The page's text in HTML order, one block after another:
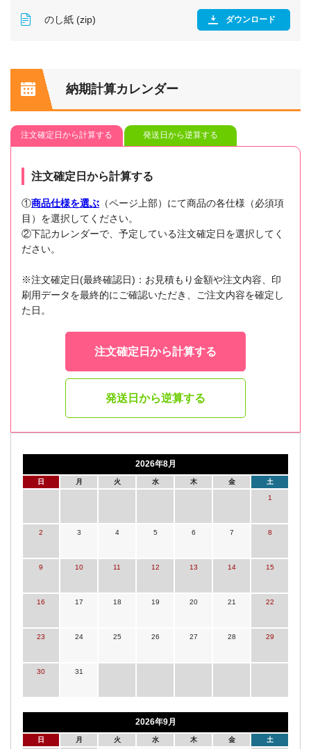
のし紙 (zip) ダウンロード
納期計算カレンダー
注文確定日から計算する 発送日から逆算する
注文確定日から計算する
①商品仕様を選ぶ （ページ上部）にて商品の各仕様（必須項
目）を選択してください。
②下記カレンダーで、予定している注文確定日を選択してく
ださい。
※注文確定日(最終確認日)：お見積もり金額や注文内容、印
刷用データを最終的にご確認いただき、ご注文内容を確定し
た日。
注文確定日から計算する
発送日から逆算する
2026年8月
日 月 火 水 木 金 土
1
2 3 4 5 6 7 8
9 10 11 12 13 14 15
16 17 18 19 20 21 22
23 24 25 26 27 28 29
30 31
2026年9月
日 月 火 水 木 金 土